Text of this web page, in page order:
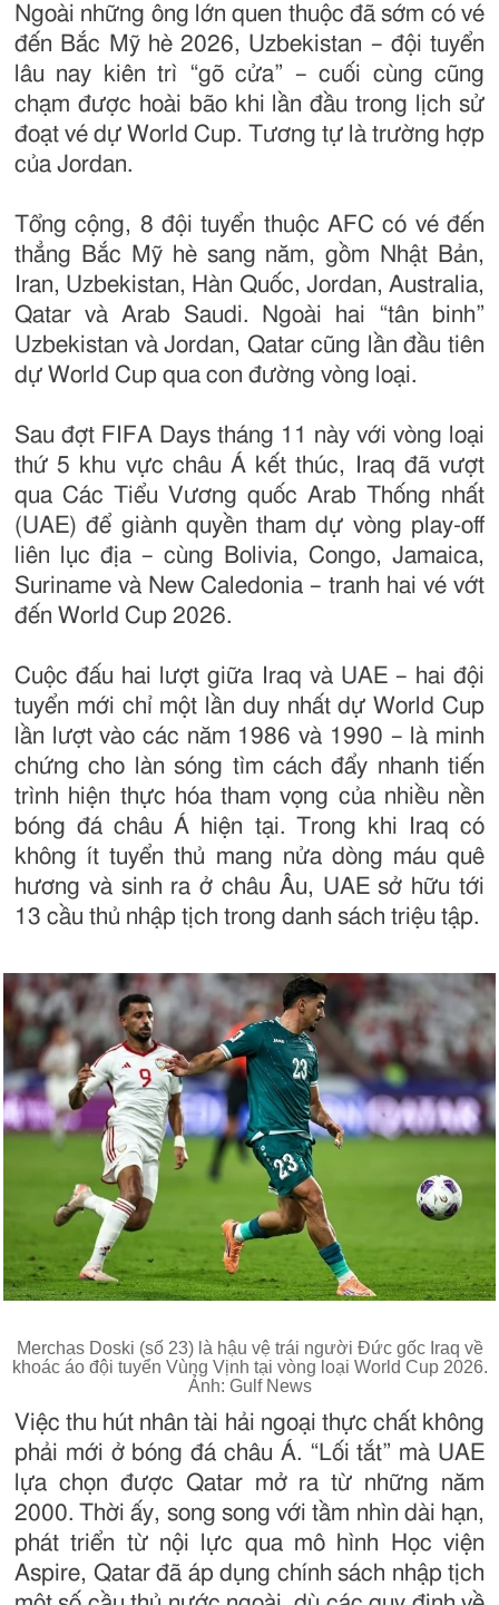
Ngoài những ông lớn quen thuộc đã sớm có vé
đến Bắc Mỹ hè 2026, Uzbekistan – đội tuyển
lâu nay kiên trì “gõ cửa” – cuối cùng cũng
chạm được hoài bão khi lần đầu trong lịch sử
đoạt vé dự World Cup. Tương tự là trường hợp
của Jordan.
Tổng cộng, 8 đội tuyển thuộc AFC có vé đến
thẳng Bắc Mỹ hè sang năm, gồm Nhật Bản,
Iran, Uzbekistan, Hàn Quốc, Jordan, Australia,
Qatar và Arab Saudi. Ngoài hai “tân binh”
Uzbekistan và Jordan, Qatar cũng lần đầu tiên
dự World Cup qua con đường vòng loại.
Sau đợt FIFA Days tháng 11 này với vòng loại
thứ 5 khu vực châu Á kết thúc, Iraq đã vượt
qua Các Tiểu Vương quốc Arab Thống nhất
(UAE) để giành quyền tham dự vòng play-off
liên lục địa – cùng Bolivia, Congo, Jamaica,
Suriname và New Caledonia – tranh hai vé vớt
đến World Cup 2026.
Cuộc đấu hai lượt giữa Iraq và UAE – hai đội
tuyển mới chỉ một lần duy nhất dự World Cup
lần lượt vào các năm 1986 và 1990 – là minh
chứng cho làn sóng tìm cách đẩy nhanh tiến
trình hiện thực hóa tham vọng của nhiều nền
bóng đá châu Á hiện tại. Trong khi Iraq có
không ít tuyển thủ mang nửa dòng máu quê
hương và sinh ra ở châu Âu, UAE sở hữu tới
13 cầu thủ nhập tịch trong danh sách triệu tập.
Merchas Doski (số 23) là hậu vệ trái người Đức gốc Iraq về
khoác áo đội tuyển Vùng Vịnh tại vòng loại World Cup 2026.
Ảnh: Gulf News
Việc thu hút nhân tài hải ngoại thực chất không
phải mới ở bóng đá châu Á. “Lối tắt” mà UAE
lựa chọn được Qatar mở ra từ những năm
2000. Thời ấy, song song với tầm nhìn dài hạn,
phát triển từ nội lực qua mô hình Học viện
Aspire, Qatar đã áp dụng chính sách nhập tịch